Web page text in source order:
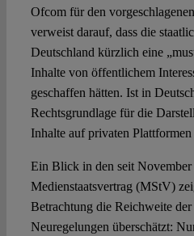
Ofcom für den
verweist darauf, dass die
Deutschland kürzlich eine
Inhalte von öffentlichem
geschaffen hätten. Ist in
Rechtsgrundlage für die
Inhalte auf privaten
Ein Blick in den seit
Medienstaatsvertrag (MStV)
Betrachtung die Reichweite
Neuregelungen überschätzt: